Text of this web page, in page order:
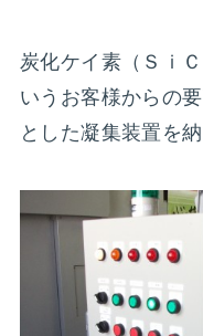
炭化ケイ素（Ｓｉ
いうお客様からの
とした凝集装置を